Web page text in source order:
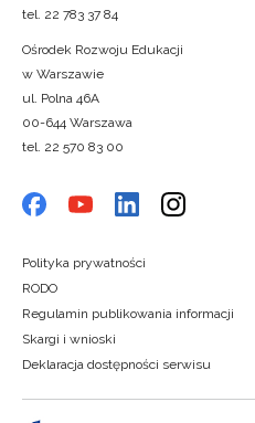
tel. 22 783 37 84
Ośrodek Rozwoju Edukacji
w Warszawie
ul. Polna 46A
00-644 Warszawa
tel. 22 570 83 00
Polityka prywatności
RODO
Regulamin publikowania informacji
Skargi i wnioski
Deklaracja dostępności serwisu